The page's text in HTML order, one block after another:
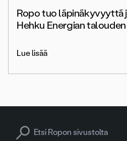
Ropo tuo läpinäkyvyyttä
Hehku Energian
Lue lisää
Search for: